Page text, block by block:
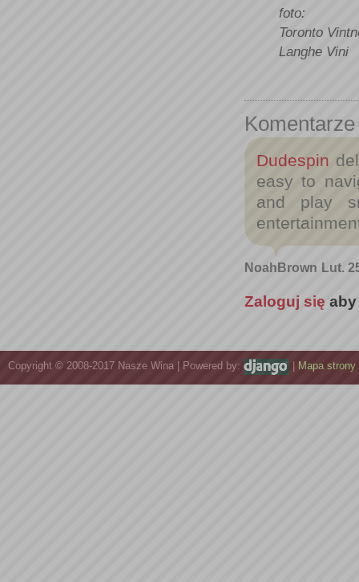
foto:
Toronto
Langhe Vini
Komentarze
Dudespin
easy to
and play
NoahBrown Lut.
Zaloguj się
Copyright © 2008-2017 Nasze Wina | Powered by: Mapa strony